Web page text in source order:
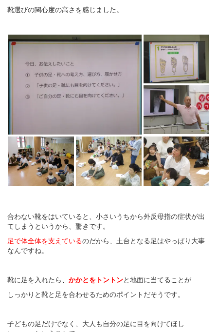
靴選びの関心度の高さを感じました。
合わない靴をはいていると、小さいうちから外反母指の症状が出
てしまうというから、驚きです。
足で体全体を支えているのだから、土台となる足はやっぱり大事
なんですね。
靴に足を入れたら、 かかとをトントンと地面に当てることが
しっかりと靴と足を合わせるためのポイントだそうです。
子どもの足だけでなく、大人も自分の足に目を向けてほし